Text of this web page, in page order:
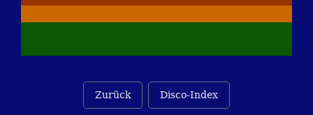
Zurück Disco-Index